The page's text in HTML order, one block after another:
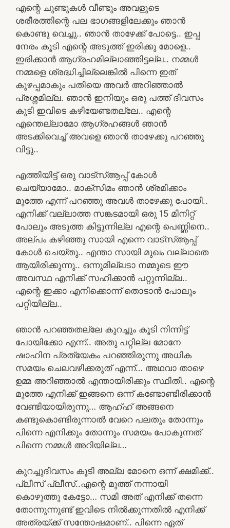
എന്റെ ചുണ്ടുകൾ വീണ്ടും അവളുടെ
ശരീരത്തിന്റെ പല ഭാഗങ്ങളിലേക്കും ഞാൻ
കൊണ്ടു വെച്ചു.. ഞാൻ താഴേക്ക് പോട്ടെ.. ഇപ്പ
നേരം കൂടി എന്റെ അടുത്ത് ഇരിക്കു മോളെ..
ഇരിക്കാൻ ആഗ്രഹമില്ലാഞ്ഞിട്ടല്ല.. നമ്മൾ
നമ്മളെ ശ്രദ്ധിച്ചില്ലെങ്കിൽ പിന്നെ ഇത്
കുഴപ്പമാകും പതിയെ അവർ അറിഞ്ഞാൽ
പ്രശ്നമില്ല. ഞാൻ ഇനിയും ഒരു പത്ത് ദിവസം
കൂടി ഇവിടെ കഴിയേണ്ടതല്ലേ.. എന്റെ
എന്തെല്ലാമോ ആഗ്രഹങ്ങൾ ഞാൻ
അടക്കിവെച്ച് അവളെ ഞാൻ താഴേക്കു പറഞ്ഞു
വിട്ടു..
എത്തിയിട്ട് ഒരു വാട്സ്ആപ്പ് കോൾ
ചെയ്യാമോ.. മാക്സിമം ഞാൻ ശ്രമിക്കാം
മുത്തേ എന്ന് പറഞ്ഞു അവൾ താഴേക്കു പോയി..
എനിക്ക് വല്ലാത്ത സങ്കടമായി ഒരു 15 മിനിറ്റ്
പോലും അടുത്ത കിട്ടുന്നില്ല എന്റെ പെണ്ണിനെ..
അല്പം കഴിഞ്ഞു സായി എന്നെ വാട്സ്ആപ്പ്
കോൾ ചെയ്തു.. എന്താ സായി മുഖം വല്ലാതെ
ആയിരിക്കുന്നു.. ഒന്നുമില്ലടാ നമ്മുടെ ഈ
അവസ്ഥ എനിക്ക് സഹിക്കാൻ പറ്റുന്നില്ല..
എന്റെ ഇക്കാ എനിക്കൊന്ന് തൊടാൻ പോലും
പറ്റിയില്ല..
ഞാൻ പറഞ്ഞതല്ലേ കുറച്ചും കൂടി നിന്നിട്ട്
പോയിക്കോ എന്ന്.. അതു പറ്റില്ല മോനേ
ഷാഹിന പ്രത്യേകം പറഞ്ഞിരുന്നു അധിക
സമയം ചെലവഴിക്കരുത് എന്ന്… അഥവാ താഴെ
ഉമ്മ അറിഞ്ഞാൽ എന്തായിരിക്കും സ്ഥിതി.. എന്റെ
മുത്തേ എനിക്ക് ഇങ്ങനെ ഒന്ന് കണ്ടോണ്ടിരിക്കാൻ
വേണ്ടിയായിരുന്നു… ആഹ്ഹ് അങ്ങനെ
കണ്ടുകൊണ്ടിരുന്നാൽ വേറെ പലതും തോന്നും
പിന്നെ എനിക്കും തോന്നും സമയം പോകുന്നത്
പിന്നെ നമ്മൾ അറിയില്ല…
കുറച്ചുദിവസം കൂടി അല്ല മോനെ ഒന്ന് ക്ഷമിക്ക്..
പ്ലീസ് പ്ലീസ്..എന്റെ മുത്ത് നന്നായി
കൊഴുത്തു കേട്ടോ… സമി അത് എനിക്ക് തന്നെ
തോന്നുന്നുണ്ട് ഇവിടെ നിൽക്കുന്നതിൽ എനിക്ക്
അത്രയ്ക്ക് സന്തോഷമാണ്.. പിന്നെ ഏത്